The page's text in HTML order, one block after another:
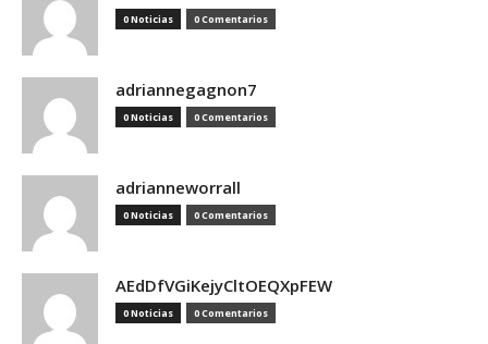
0 Noticias 0 Comentarios
adriannegagnon7
0 Noticias 0 Comentarios
adrianneworrall
0 Noticias 0 Comentarios
AEdDfVGiKejyCltOEQXpFEW
0 Noticias 0 Comentarios